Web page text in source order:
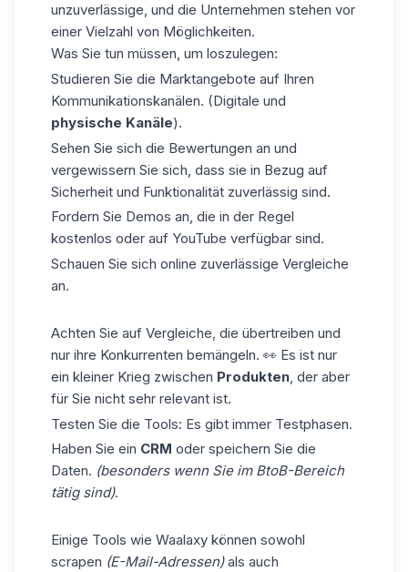
unzuverlässige, und die Unternehmen stehen vor
einer Vielzahl von Möglichkeiten.
Was Sie tun müssen, um loszulegen:
Studieren Sie die Marktangebote auf Ihren
Kommunikationskanälen. (Digitale und
physische Kanäle).
Sehen Sie sich die Bewertungen an und
vergewissern Sie sich, dass sie in Bezug auf
Sicherheit und Funktionalität zuverlässig sind.
Fordern Sie Demos an, die in der Regel
kostenlos oder auf YouTube verfügbar sind.
Schauen Sie sich online zuverlässige Vergleiche
an.
Achten Sie auf Vergleiche, die übertreiben und
nur ihre Konkurrenten bemängeln. 👀 Es ist nur
ein kleiner Krieg zwischen Produkten , der aber
für Sie nicht sehr relevant ist.
Testen Sie die Tools: Es gibt immer Testphasen.
Haben Sie ein CRM oder speichern Sie die
Daten. (besonders wenn Sie im BtoB-Bereich
tätig sind).
Einige Tools wie Waalaxy können sowohl
scrapen (E-Mail-Adressen)als auch